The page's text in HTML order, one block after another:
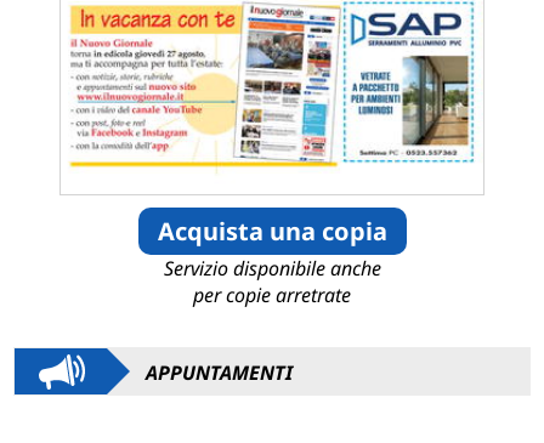
Acquista una copia
Servizio disponibile anche
per copie arretrate
APPUNTAMENTI